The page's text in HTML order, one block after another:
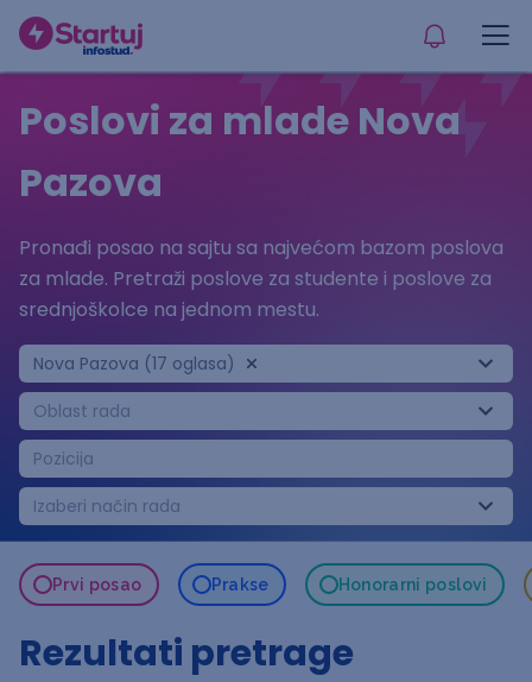
Poslovi za mlade Nova
Pazova
Pronađi posao na sajtu sa najvećom bazom poslova
za mlade. Pretraži poslove za studente i poslove za
srednjoškolce na jednom mestu.
Nova Pazova (17 oglasa)
Oblast rada
Pozicija
Izaberi način rada
Prvi posao Prakse Honorarni poslovi
Rezultati pretrage